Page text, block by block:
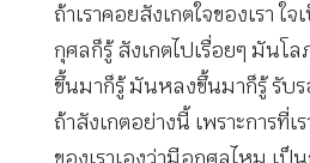
ถ้าเราคอยสังเกตใจของเรา ใ
กุศลก็รู้ สังเกตไปเรื่อยๆ มันโ
ขึ้นมาก็รู้ มันหลงขึ้นมาก็รู้ รับ
ถ้าสังเกตอย่างนี้ เพราะการที่เ